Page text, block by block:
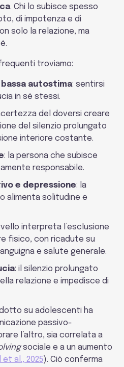
. Chi lo subisce spesso
di impotenza e di
solo la relazione, ma
troviamo:
autostima: sentirsi
in sé stessi.
del doversi creare
del silenzio prolungato
interiore costante.
: la persona che subisce
responsabile.
e depressione: la
alimenta solitudine e
interpreta l’esclusione
fisico, con ricadute su
e salute generale.
: il silenzio prolungato
relazione e impedisce di
su adolescenti ha
passivo-
l’altro, sia correlata a
sociale e a un aumento
et al., 2025). Ciò conferma